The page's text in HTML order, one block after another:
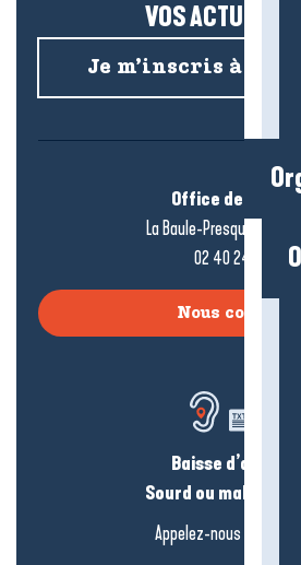
VOS ACTUS
Je m’inscris à la
Office de
La Baule-Presqu’île de
02 40 24 34 44
Nous
Baisse d’audition
Sourd ou
Appelez-nous en